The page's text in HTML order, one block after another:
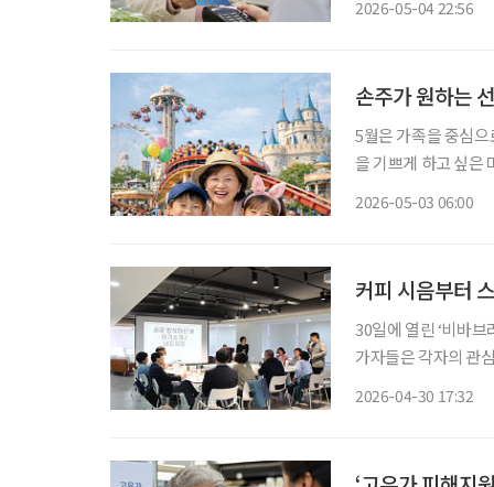
2026-05-04 22:56
손주가 원하는
5월은 가족을 중심
을 기쁘게 하고 싶은
2026-05-03 06:00
커피 시음부터
30일에 열린 ‘비바
가자들은 각자의 관
2026-04-30 17:32